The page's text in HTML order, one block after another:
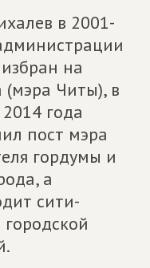
в 2001-
на
(мэра Читы), в
года
пост мэра
гордумы и
а
сити-